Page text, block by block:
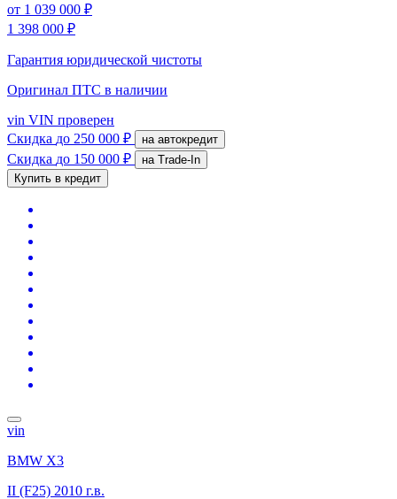
от 1 039 000 ₽
1 398 000 ₽
Гарантия юридической чистоты
Оригинал ПТС в наличии
vin VIN проверен
Скидка до 250 000 ₽ на автокредит
Скидка до 150 000 ₽
на Trade-In
Купить в кредит
vin
BMW X3
II (F25) 2010 г.в.